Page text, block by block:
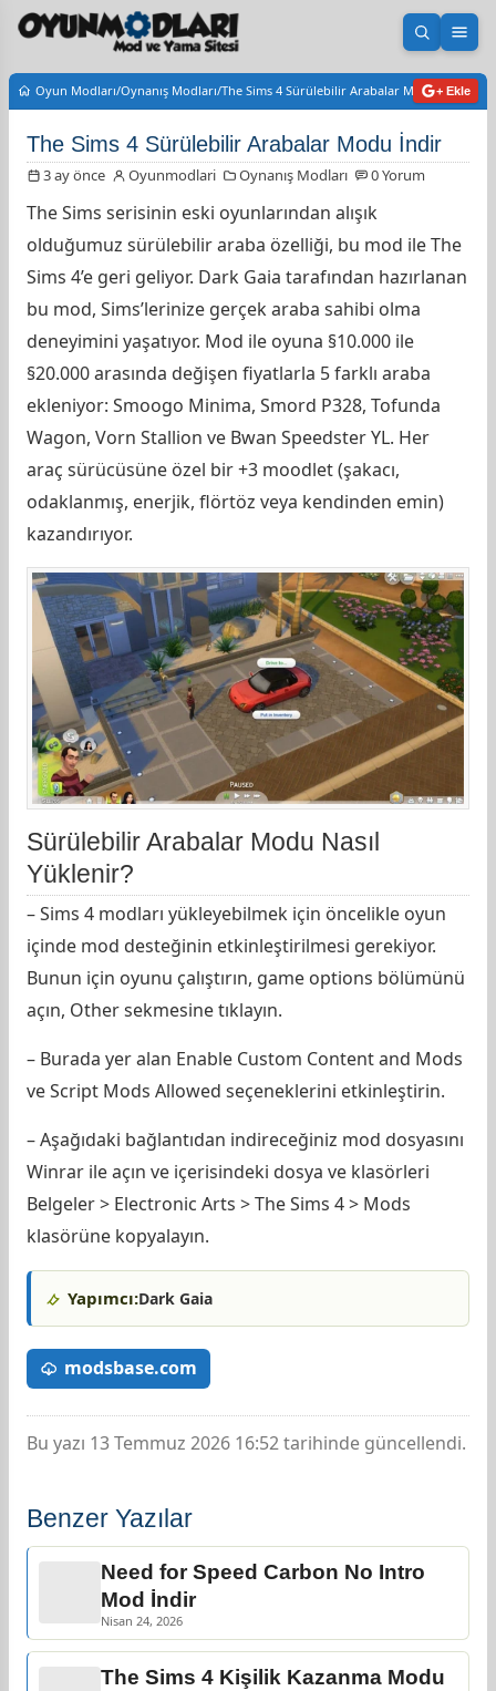
Aramayı
Oyun Modları Oynanış Modları The Sims 4 Sürülebilir Arabalar Modu İndir
+ Ekle
The Sims 4 Sürülebilir Arabalar Modu İndir
3 ay önce Oyunmodlari Oynanış Modları 0 Yorum
The Sims serisinin eski oyunlarından alışık
olduğumuz sürülebilir araba özelliği, bu mod ile The
Sims 4’e geri geliyor. Dark Gaia tarafından hazırlanan
bu mod, Sims’lerinize gerçek araba sahibi olma
deneyimini yaşatıyor. Mod ile oyuna §10.000 ile
§20.000 arasında değişen fiyatlarla 5 farklı araba
ekleniyor: Smoogo Minima, Smord P328, Tofunda
Wagon, Vorn Stallion ve Bwan Speedster YL. Her
araç sürücüsüne özel bir +3 moodlet (şakacı,
odaklanmış, enerjik, flörtöz veya kendinden emin)
kazandırıyor.
Sürülebilir Arabalar Modu Nasıl
Yüklenir?
– Sims 4 modları yükleyebilmek için öncelikle oyun
içinde mod desteğinin etkinleştirilmesi gerekiyor.
Bunun için oyunu çalıştırın, game options bölümünü
açın, Other sekmesine tıklayın.
– Burada yer alan Enable Custom Content and Mods
ve Script Mods Allowed seçeneklerini etkinleştirin.
– Aşağıdaki bağlantıdan indireceğiniz mod dosyasını
Winrar ile açın ve içerisindeki dosya ve klasörleri
Belgeler > Electronic Arts > The Sims 4 > Mods
klasörüne kopyalayın.
Yapımcı:Dark Gaia
modsbase.com
Bu yazı 13 Temmuz 2026 16:52 tarihinde güncellendi.
Benzer Yazılar
Need for Speed Carbon No Intro
Mod İndir
Nisan 24, 2026
The Sims 4 Kişilik Kazanma Modu